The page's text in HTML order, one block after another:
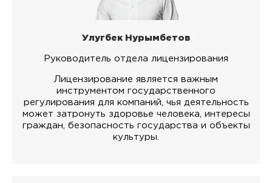
Улугбек Нурымбетов
Руководитель отдела лицензирования
Лицензирование является важным
инструментом государственного
регулирования для компаний, чья деятельность
может затронуть здоровье человека, интересы
граждан, безопасность государства и объекты
культуры.